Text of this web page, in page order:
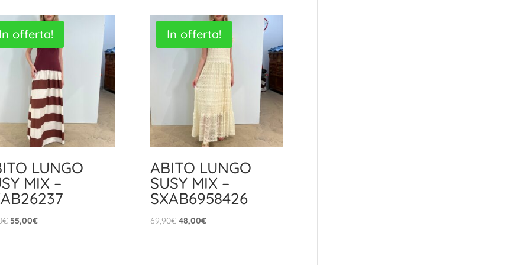
In offerta!
LUNGO
MIX –
€ Il
55,00€Il
In offerta!
ABITO LUNGO
SUSY MIX –
SXAB6958426
69,90€ Il
48,00€Il